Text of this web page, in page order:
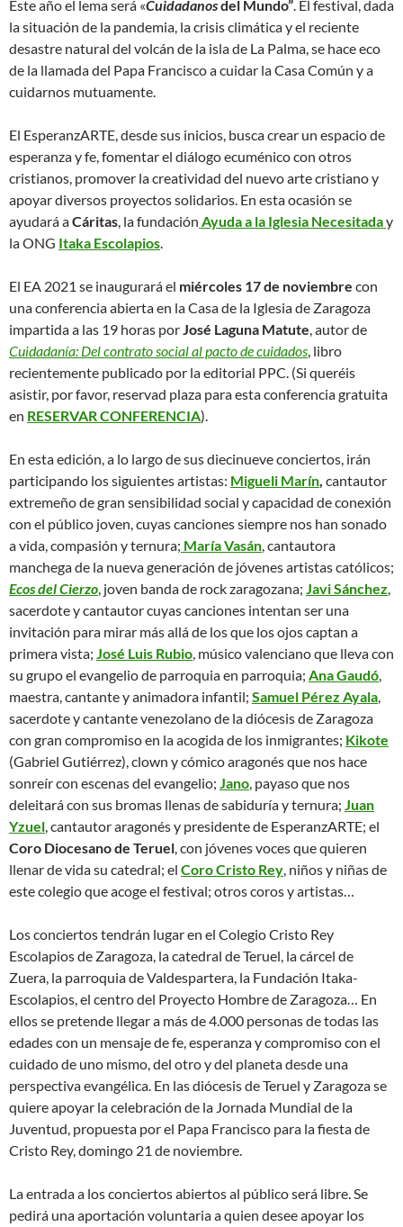
Este año el lema será «Cuidadanosdel Mundo”. El festival, dada
la situación de la pandemia, la crisis climática y el reciente
desastre natural del volcán de la isla de La Palma, se hace eco
de la llamada del Papa Francisco a cuidar la Casa Común y a
cuidarnos mutuamente.
El EsperanzARTE, desde sus inicios, busca crear un espacio de
esperanza y fe, fomentar el diálogo ecuménico con otros
cristianos, promover la creatividad del nuevo arte cristiano y
apoyar diversos proyectos solidarios. En esta ocasión se
ayudará aCáritas, la fundación Ayuda a la Iglesia Necesitaday
la ONG Itaka Escolapios.
El EA 2021 se inaugurará el miércoles 17 de noviembre con
una conferencia abierta en la Casa de la Iglesia de Zaragoza
impartida a las 19 horas porJosé Laguna Matute, autor de
Cuidadanía: Del contrato social al pacto de cuidados, libro
recientemente publicado por la editorial PPC. (Si queréis
asistir, por favor, reservad plaza para esta conferencia gratuita
en RESERVAR CONFERENCIA).
En esta edición, a lo largo de sus diecinueve conciertos, irán
participando los siguientes artistas: Migueli Marín, cantautor
extremeño de gran sensibilidad social y capacidad de conexión
con el público joven, cuyas canciones siempre nos han sonado
a vida, compasión y ternura; María Vasán, cantautora
manchega de la nueva generación de jóvenes artistas católicos;
Ecos del Cierzo, joven banda de rock zaragozana; Javi Sánchez,
sacerdote y cantautor cuyas canciones intentan ser una
invitación para mirar más allá de los que los ojos captan a
primera vista; José Luis Rubio, músico valenciano que lleva con
su grupo el evangelio de parroquia en parroquia; Ana Gaudó,
maestra, cantante y animadora infantil; Samuel Pérez Ayala,
sacerdote y cantante venezolano de la diócesis de Zaragoza
con gran compromiso en la acogida de los inmigrantes; Kikote
(Gabriel Gutiérrez), clown y cómico aragonés que nos hace
sonreír con escenas del evangelio; Jano, payaso que nos
deleitará con sus bromas llenas de sabiduría y ternura; Juan
Yzuel, cantautor aragonés y presidente de EsperanzARTE; el
Coro Diocesano de Teruel, con jóvenes voces que quieren
llenar de vida su catedral; el Coro Cristo Rey, niños y niñas de
este colegio que acoge el festival; otros coros y artistas…
Los conciertos tendrán lugar en el Colegio Cristo Rey
Escolapios de Zaragoza, la catedral de Teruel, la cárcel de
Zuera, la parroquia de Valdespartera, la Fundación Itaka-
Escolapios, el centro del Proyecto Hombre de Zaragoza… En
ellos se pretende llegar a más de 4.000 personas de todas las
edades con un mensaje de fe, esperanza y compromiso con el
cuidado de uno mismo, del otro y del planeta desde una
perspectiva evangélica. En las diócesis de Teruel y Zaragoza se
quiere apoyar la celebración de la Jornada Mundial de la
Juventud, propuesta por el Papa Francisco para la fiesta de
Cristo Rey, domingo 21 de noviembre.
La entrada a los conciertos abiertos al público será libre. Se
pedirá una aportación voluntaria a quien desee apoyar los